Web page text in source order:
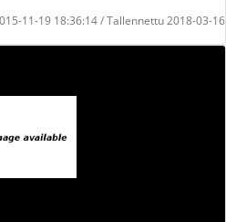
11-19 18:36:14 / Tallennettu 2018-03-16